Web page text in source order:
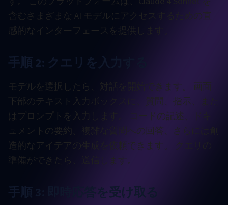
含むさまざまな AI モデルにアクセスするための直
感的なインターフェースを提供します。
手順 2: クエリを入力する
モデルを選択したら、対話を開始できます。 画面
下部のテキスト入力ボックスに、質問、指示、また
はプロンプトを入力します。 コードの記述、ドキ
ュメントの要約、複雑な質問への回答、さらには創
造的なアイデアの生成を依頼できます。 クエリの
準備ができたら、送信します。
手順 3: 即時応答を受け取る